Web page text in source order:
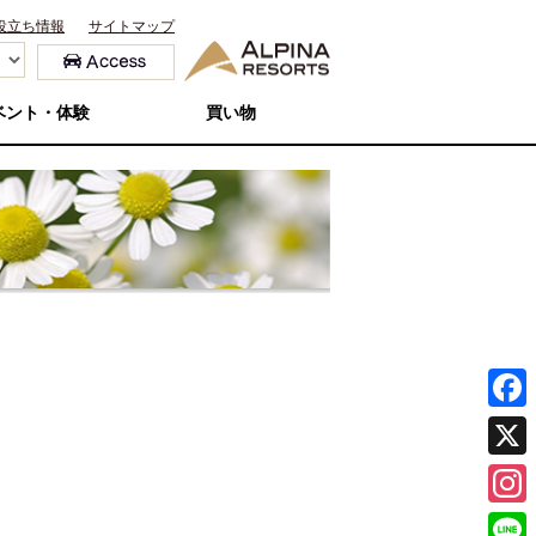
立ち情報 サイトマップ
ント・体験 買い物
F
a
c
X
I